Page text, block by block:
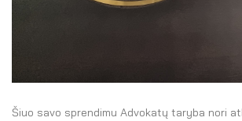
Šiuo savo sprendimu Advokatų taryba nori